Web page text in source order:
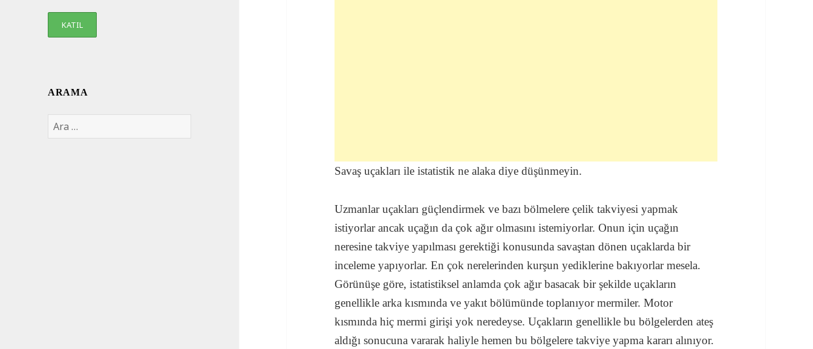
ARAMA
Arama:
Savaş uçakları ile istatistik ne alaka diye düşünmeyin.
Uzmanlar uçakları güçlendirmek ve bazı bölmelere çelik takviyesi yapmak
istiyorlar ancak uçağın da çok ağır olmasını istemiyorlar. Onun için uçağın
neresine takviye yapılması gerektiği konusunda savaştan dönen uçaklarda bir
inceleme yapıyorlar. En çok nerelerinden kurşun yediklerine bakıyorlar mesela.
Görünüşe göre, istatistiksel anlamda çok ağır basacak bir şekilde uçakların
genellikle arka kısmında ve yakıt bölümünde toplanıyor mermiler. Motor
kısmında hiç mermi girişi yok neredeyse. Uçakların genellikle bu bölgelerden ateş
aldığı sonucuna vararak haliyle hemen bu bölgelere takviye yapma kararı alınıyor.